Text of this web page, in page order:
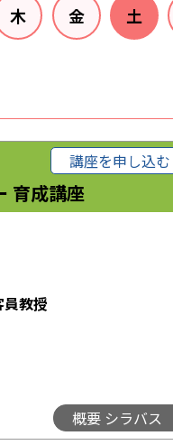
木 金 土
育成講座
講座を申し込む
教授
概要 シラバス